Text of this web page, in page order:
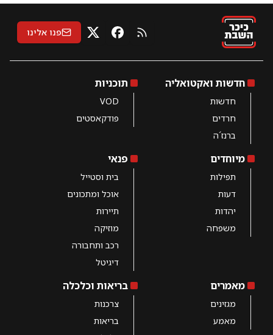
RSS פייסבוק
X פנו אלינו
חדשות ואקטואליה
חדשות
חרדים
ברנז´ה
תוכניות
VOD
פודקאסטים
מיוחדים
תפילות
דעות
יהדות
משפחה
פנאי
בית וסטייל
אוכל ומתכונים
תיירות
מוזיקה
רכב ותחבורה
דיגיטל
מאמרים
מגזינים
מאמע
בריאות וכלכלה
צרכנות
בריאות